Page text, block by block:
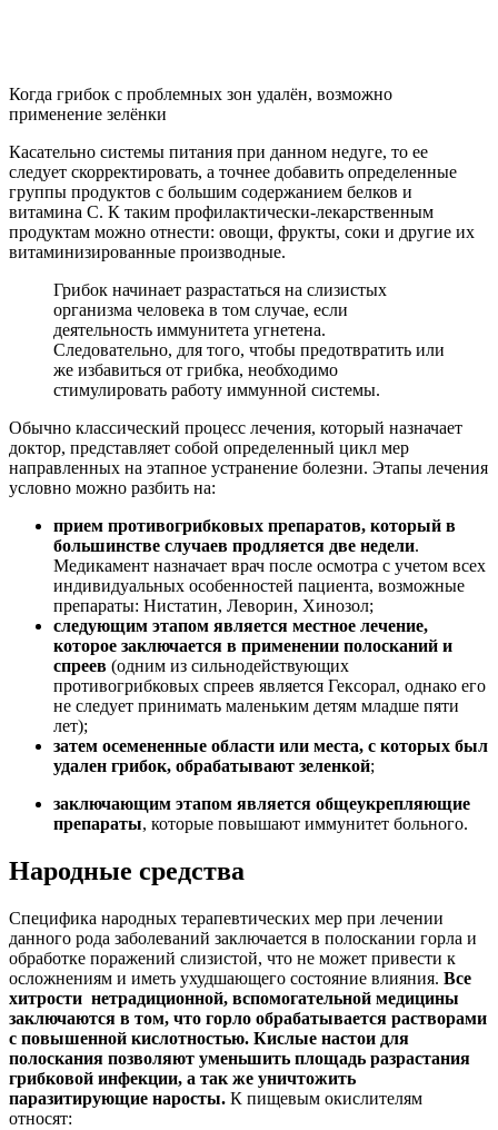
Когда грибок с проблемных зон удалён, возможно
применение зелёнки
Касательно системы питания при данном недуге, то ее
следует скорректировать, а точнее добавить определенные
группы продуктов с большим содержанием белков и
витамина С. К таким профилактически-лекарственным
продуктам можно отнести: овощи, фрукты, соки и другие их
витаминизированные производные.
Грибок начинает разрастаться на слизистых
организма человека в том случае, если
деятельность иммунитета угнетена.
Следовательно, для того, чтобы предотвратить или
же избавиться от грибка, необходимо
стимулировать работу иммунной системы.
Обычно классический процесс лечения, который назначает
доктор, представляет собой определенный цикл мер
направленных на этапное устранение болезни. Этапы лечения
условно можно разбить на:
прием противогрибковых препаратов, который в
большинстве случаев продляется две недели.
Медикамент назначает врач после осмотра с учетом всех
индивидуальных особенностей пациента, возможные
препараты: Нистатин, Леворин, Хинозол;
следующим этапом является местное лечение,
которое заключается в применении полосканий и
спреев (одним из сильнодействующих
противогрибковых спреев является Гексорал, однако его
не следует принимать маленьким детям младше пяти
лет);
затем осемененные области или места, с которых был
удален грибок, обрабатывают зеленкой;
заключающим этапом является общеукрепляющие
препараты, которые повышают иммунитет больного.
Народные средства
Специфика народных терапевтических мер при лечении
данного рода заболеваний заключается в полоскании горла и
обработке поражений слизистой, что не может привести к
осложнениям и иметь ухудшающего состояние влияния. Все
хитрости нетрадиционной, вспомогательной медицины
заключаются в том, что горло обрабатывается растворами
с повышенной кислотностью. Кислые настои для
полоскания позволяют уменьшить площадь разрастания
грибковой инфекции, а так же уничтожить
паразитирующие наросты. К пищевым окислителям
относят: